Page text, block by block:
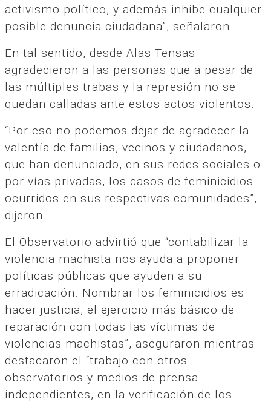
activismo político, y además inhibe cualquier
posible denuncia ciudadana”, señalaron.
En tal sentido, desde Alas Tensas
agradecieron a las personas que a pesar de
las múltiples trabas y la represión no se
quedan calladas ante estos actos violentos.
“Por eso no podemos dejar de agradecer la
valentía de familias, vecinos y ciudadanos,
que han denunciado, en sus redes sociales o
por vías privadas, los casos de feminicidios
ocurridos en sus respectivas comunidades”,
dijeron.
El Observatorio advirtió que “contabilizar la
violencia machista nos ayuda a proponer
políticas públicas que ayuden a su
erradicación. Nombrar los feminicidios es
hacer justicia, el ejercicio más básico de
reparación con todas las víctimas de
violencias machistas”, aseguraron mientras
destacaron el “trabajo con otros
observatorios y medios de prensa
independientes, en la verificación de los